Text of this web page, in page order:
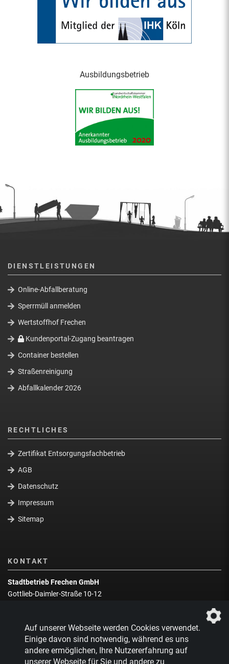
Ausbildungsbetrieb
DIENSTLEISTUNGEN
Online-Abfallberatung
Sperrmüll anmelden
Wertstoffhof Frechen
Kundenportal-Zugang beantragen
Container bestellen
Straßenreinigung
Abfallkalender 2026
RECHTLICHES
Zertifikat Entsorgungsfachbetrieb
AGB
Datenschutz
Impressum
Sitemap
KONTAKT
Stadtbetrieb Frechen GmbH
Gottlieb-Daimler-Straße 10-12
Zentrale:02234 9217-0
Abfallberatung:02234 9217-17
Auf unserer Webseite werden Cookies verwendet.
Einige davon sind notwendig, während es uns
andere ermöglichen, Ihre Nutzererfahrung auf
unserer Webseite für Sie und andere zu